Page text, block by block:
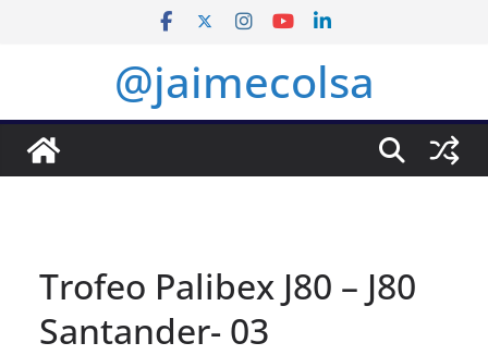
@jaimecolsa
Trofeo Palibex J80 – J80
Santander- 03